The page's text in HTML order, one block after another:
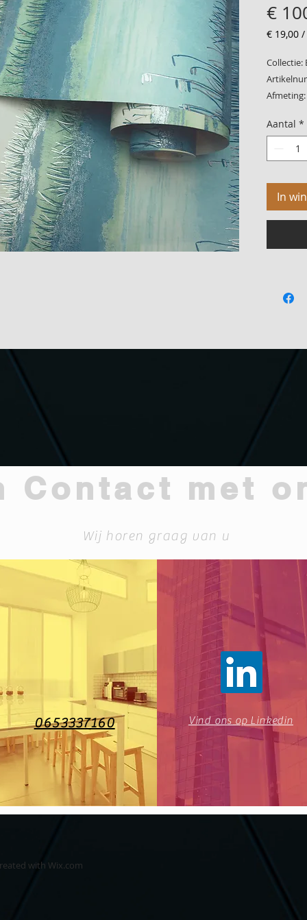
€
€ 19,00 /
per
1
meter
Collectie:
Kwaliteit:
Aantal *
In
Contact met
Wij horen graag van u
0653337160 Vind ons op Linkedin
with Wix.com